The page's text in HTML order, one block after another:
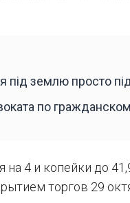
під землю просто
по
4 и копейки до
торгов 29